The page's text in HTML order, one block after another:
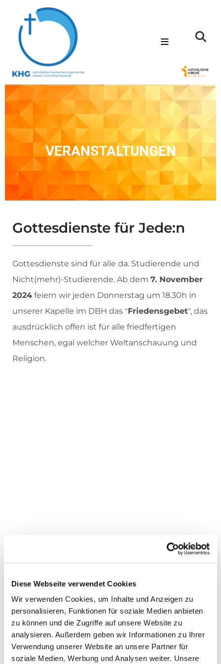
Diese Webseite verwendet Cookies
Wir verwenden Cookies, um Inhalte und Anzeigen zu
personalisieren, Funktionen für soziale Medien anbieten
zu können und die Zugriffe auf unsere Website zu
analysieren. Außerdem geben wir Informationen zu Ihrer
Verwendung unserer Website an unsere Partner für
soziale Medien, Werbung und Analysen weiter. Unsere
VERANSTALTUNGEN
Gottesdienste für Jede:n
Gottesdienste sind für alle da. Studierende und
Nicht(mehr)-Studierende. Ab dem 7. November
2024 feiern wir jeden Donnerstag um 18.30h in
unserer Kapelle im DBH das "Friedensgebet", das
ausdrücklich offen ist für alle friedfertigen
Menschen, egal welcher Weltanschauung und
Religion.
Veranstaltungen für Jede:n